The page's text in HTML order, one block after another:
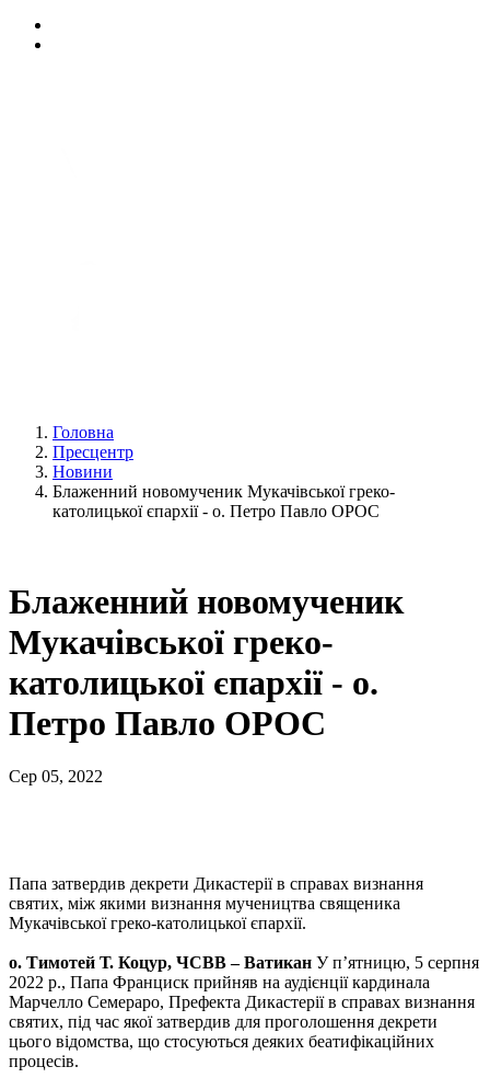
Головна
Пресцентр
Новини
Блаженний новомученик Мукачівської греко-
католицької єпархії - о. Петро Павло ОРОС
Блаженний новомученик
Мукачівської греко-
католицької єпархії - о.
Петро Павло ОРОС
Сер 05, 2022
Папа затвердив декрети Дикастерії в справах визнання
святих, між якими визнання мучеництва священика
Мукачівської греко-католицької єпархії.
о. Тимотей Т. Коцур, ЧСВВ – Ватикан У п’ятницю, 5 серпня
2022 р., Папа Франциск прийняв на аудієнції кардинала
Марчелло Семераро, Префекта Дикастерії в справах визнання
святих, під час якої затвердив для проголошення декрети
цього відомства, що стосуються деяких беатифікаційних
процесів.